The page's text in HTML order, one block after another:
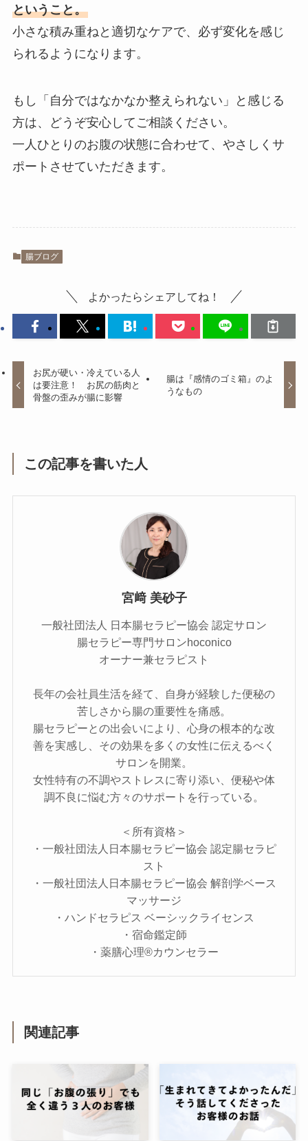
ということ。
小さな積み重ねと適切なケアで、必ず変化を感じ
られるようになります。
もし「自分ではなかなか整えられない」と感じる
方は、どうぞ安心してご相談ください。
一人ひとりのお腹の状態に合わせて、やさしくサ
ポートさせていただきます。
腸ブログ
よかったらシェアしてね！
お尻が硬い・冷えている人
は要注意！ お尻の筋肉と
骨盤の歪みが腸に影響
腸は『感情のゴミ箱』のよ
うなもの
この記事を書いた人
宮﨑 美砂子
一般社団法人 日本腸セラピー協会 認定サロン
腸セラピー専門サロンhoconico
オーナー兼セラピスト
長年の会社員生活を経て、自身が経験した便秘の
苦しさから腸の重要性を痛感。​
腸セラピーとの出会いにより、心身の根本的な改
善を実感し、その効果を多くの女性に伝えるべく
サロンを開業。​
女性特有の不調やストレスに寄り添い、便秘や体
調不良に悩む方々のサポートを行っている。
＜所有資格＞
・一般社団法人日本腸セラピー協会 認定腸セラピ
スト
・一般社団法人日本腸セラピー協会 解剖学ベース
マッサージ
・ハンドセラピス ベーシックライセンス
・宿命鑑定師
・薬膳心理®カウンセラー
関連記事